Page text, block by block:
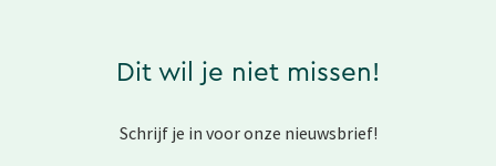
Dit wil je niet missen!
Schrijf je in voor onze nieuwsbrief!